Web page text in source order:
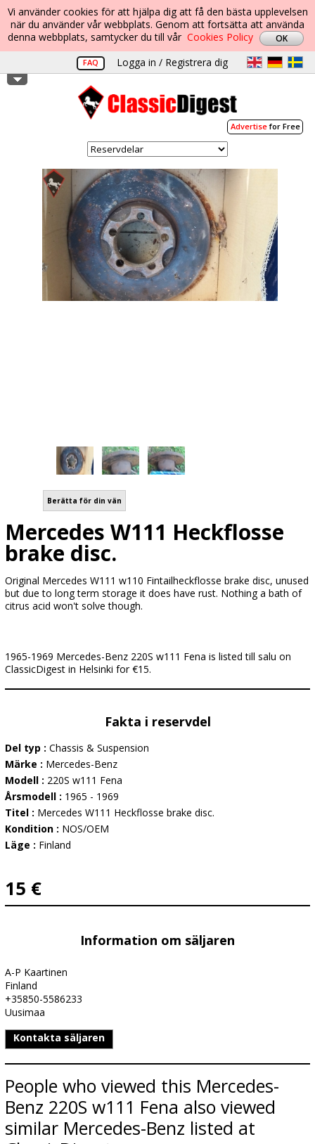
Vi använder cookies för att hjälpa dig att få den bästa upplevelsen
när du använder vår webbplats. Genom att fortsätta att använda
denna webbplats, samtycker du till vår Cookies Policy
FAQ Logga in / Registrera dig
Advertisefor Free
Berätta för din vän
Mercedes W111 Heckflosse
brake disc.
Original Mercedes W111 w110 Fintailheckflosse brake disc, unused
but due to long term storage it does have rust. Nothing a bath of
citrus acid won't solve though.
1965-1969 Mercedes-Benz 220S w111 Fena is listed till salu on
ClassicDigest in Helsinki for €15.
Fakta i reservdel
Del typ : Chassis & Suspension
Märke : Mercedes-Benz
Modell : 220S w111 Fena
Årsmodell : 1965 - 1969
Titel : Mercedes W111 Heckflosse brake disc.
Kondition : NOS/OEM
Läge : Finland
15 €
Information om säljaren
A-P Kaartinen
Finland
+35850-5586233
Uusimaa
Kontakta säljaren
People who viewed this Mercedes-
Benz 220S w111 Fena also viewed
similar Mercedes-Benz listed at